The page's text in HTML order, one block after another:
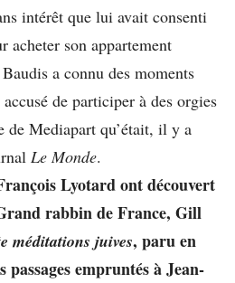
intérêt que lui avait consenti
acheter son appartement
a connu des moments
de participer à des orgies
de Mediapart qu’était, il y a
Le Monde.
Lyotard ont découvert
rabbin de France, Gill
méditations juives, paru en
empruntés à Jean-